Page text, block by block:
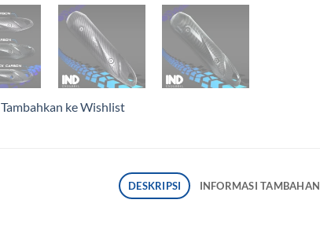
Tambahkan ke Wishlist
DESKRIPSI INFORMASI TAMBAHAN